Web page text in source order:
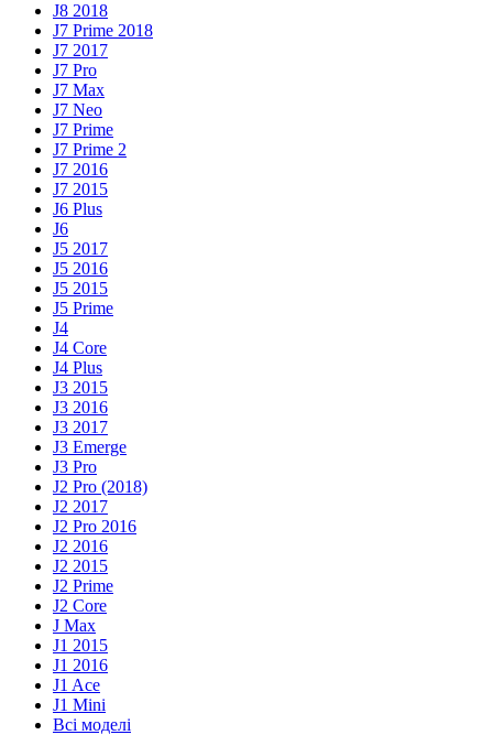
J8 2018
J7 Prime 2018
J7 2017
J7 Pro
J7 Max
J7 Neo
J7 Prime
J7 Prime 2
J7 2016
J7 2015
J6 Plus
J6
J5 2017
J5 2016
J5 2015
J5 Prime
J4
J4 Core
J4 Plus
J3 2015
J3 2016
J3 2017
J3 Emerge
J3 Pro
J2 Pro (2018)
J2 2017
J2 Pro 2016
J2 2016
J2 2015
J2 Prime
J2 Core
J Max
J1 2015
J1 2016
J1 Ace
J1 Mini
Всі моделі